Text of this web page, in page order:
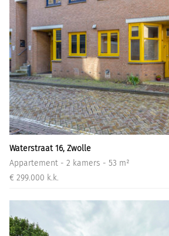
Contact
Verkoop starten
Informatiegesprek
Inloggen
Waterstraat 16, Zwolle
Appartement - 2 kamers - 53 m²
€ 299.000 k.k.